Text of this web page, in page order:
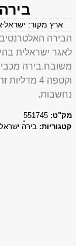
ארץ מקור: ישראל
הבירה
וקטפה 4
נחשבות.
מק"ט:551745
קטגוריות: בירה